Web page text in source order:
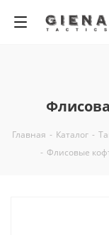
Главная - Каталог -
- Флисовые